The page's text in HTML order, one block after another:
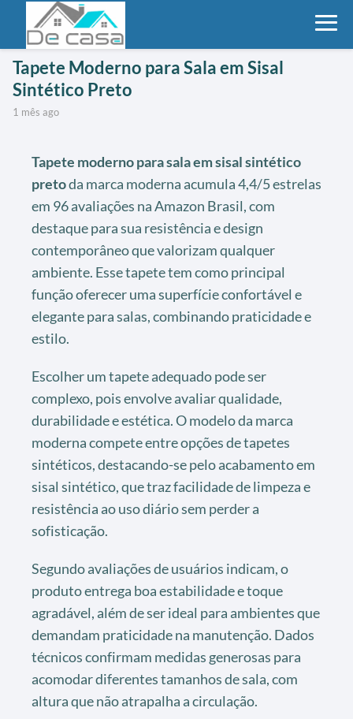
Tapete Moderno para Sala em Sisal
Sintético Preto
1 mês ago
Tapete moderno para sala em sisal sintético
pretoda marca moderna acumula 4,4/5 estrelas
em 96 avaliações na Amazon Brasil, com
destaque para sua resistência e design
contemporâneo que valorizam qualquer
ambiente. Esse tapete tem como principal
função oferecer uma superfície confortável e
elegante para salas, combinando praticidade e
estilo.
Escolher um tapete adequado pode ser
complexo, pois envolve avaliar qualidade,
durabilidade e estética. O modelo da marca
moderna compete entre opções de tapetes
sintéticos, destacando-se pelo acabamento em
sisal sintético, que traz facilidade de limpeza e
resistência ao uso diário sem perder a
sofisticação.
Segundo avaliações de usuários indicam, o
produto entrega boa estabilidade e toque
agradável, além de ser ideal para ambientes que
demandam praticidade na manutenção. Dados
técnicos confirmam medidas generosas para
acomodar diferentes tamanhos de sala, com
altura que não atrapalha a circulação.